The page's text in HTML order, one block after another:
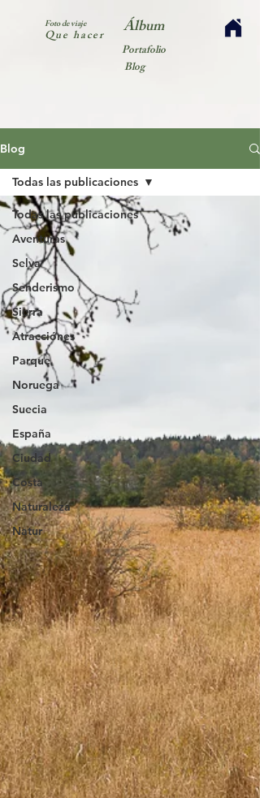
Foto de viaje
Que hacer Álbum
Portafolio
Blog
Blog
Todas las publicaciones
Aventuras
Selva
Senderismo
Sierra
Atracciónes
Parque
Noruega
Suecia
España
Ciudad
Costa
Naturaleza
Natur
Todas las publicaciones